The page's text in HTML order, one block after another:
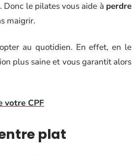
Donc le pilates vous aide à perdre
maigrir.
au quotidien. En effet, en le
plus saine et vous garantit alors
votre CPF
plat